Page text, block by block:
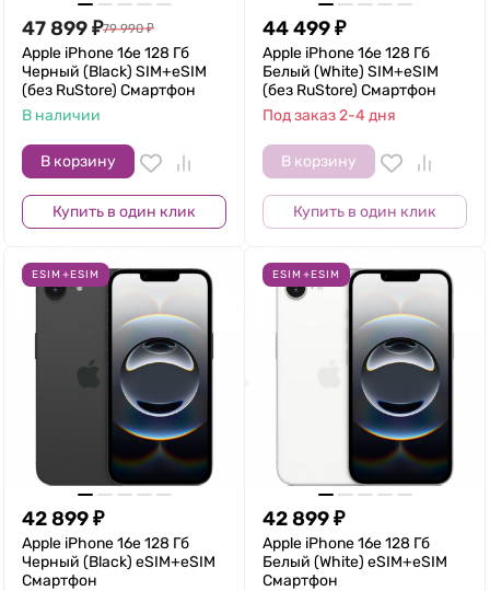
47 899₽79 990 ₽
Apple iPhone 16e 128 Гб
Черный (Black) SIM+eSIM
(без RuStore) Смартфон
В наличии
В корзину
Купить в один клик
44 499₽
Apple iPhone 16e 128 Гб
Белый (White) SIM+eSIM
(без RuStore) Смартфон
Под заказ 2-4 дня
В корзину
Купить в один клик
ESIM+ESIM
42 899₽
Apple iPhone 16e 128 Гб
Черный (Black) eSIM+eSIM
Смартфон
ESIM+ESIM
42 899₽
Apple iPhone 16e 128 Гб
Белый (White) eSIM+eSIM
Смартфон